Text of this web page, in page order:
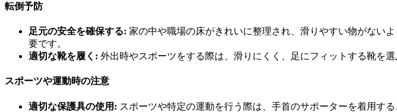
転倒予防
足元の安全を確保する: 家の中や職場の床がきれいに整理され、滑りやすい物がない
要です。
適切な靴を履く: 外出時やスポーツをする際は、滑りにくく、足にフィットする靴を選
スポーツや運動時の注意
適切な保護具の使用: スポーツや特定の運動を行う際は、手首のサポーターを着用す